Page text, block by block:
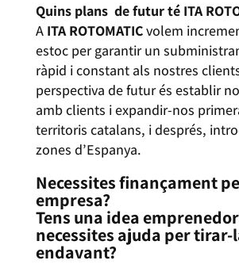
Quins plans de futur té ITA
A ITA ROTOMATICvolem
estoc per garantir un
ràpid i constant als nostres
perspectiva de futur és establir
amb clients i expandir-nos
territoris catalans, i després,
zones d’Espanya.
Necessites finançament
empresa?
Tens una idea
necessites ajuda per tirar-
endavant?